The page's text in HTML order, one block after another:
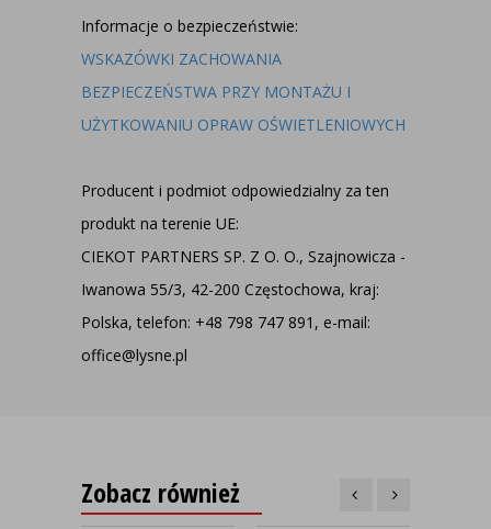
Informacje o bezpieczeństwie:
WSKAZÓWKI ZACHOWANIA
BEZPIECZEŃSTWA PRZY MONTAŻU I
UŻYTKOWANIU OPRAW OŚWIETLENIOWYCH
Producent i podmiot odpowiedzialny za ten
produkt na terenie UE:
CIEKOT PARTNERS SP. Z O. O., Szajnowicza -
Iwanowa 55/3, 42-200 Częstochowa, kraj:
Polska, telefon: +48 798 747 891, e-mail:
office@lysne.pl
Zobacz również